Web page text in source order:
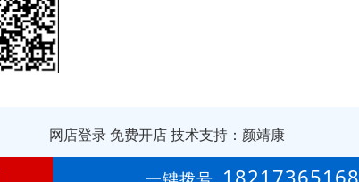
网店登录 免费开店技术支持：颜靖康
17年 18217365168